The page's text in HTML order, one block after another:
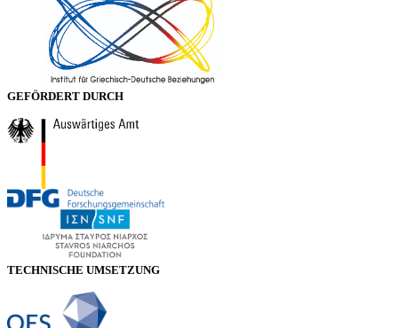
GEFÖRDERT DURCH
TECHNISCHE UMSETZUNG